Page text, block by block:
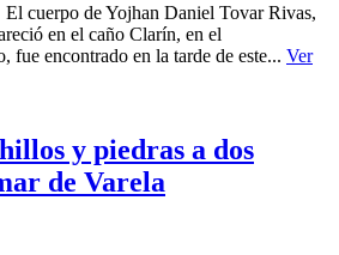
cuerpo de Yojhan Daniel Tovar Rivas,
en el caño Clarín, en el
fue encontrado en la tarde de este... Ver
y piedras a dos
de Varela